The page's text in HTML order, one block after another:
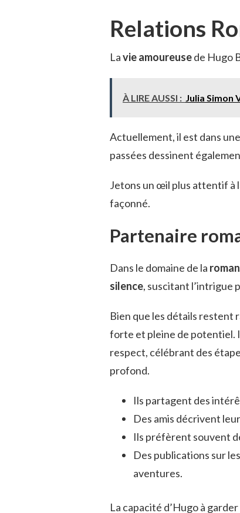
Relations
Lavie amoureusede Hugo
À LIRE AUSSI : Julia Simon
Actuellement, il est dans
passées dessinent
Jetons un œil plus attentif à
façonné.
Partenaire
Dans le domaine de la
silence, suscitant l’intrigue
Bien que les détails restent
forte et pleine de potentiel.
respect, célébrant des
profond.
Ils partagent des
Des amis décrivent
Ils préfèrent souvent
Des publications sur
aventures.
La capacité d’Hugo à garder